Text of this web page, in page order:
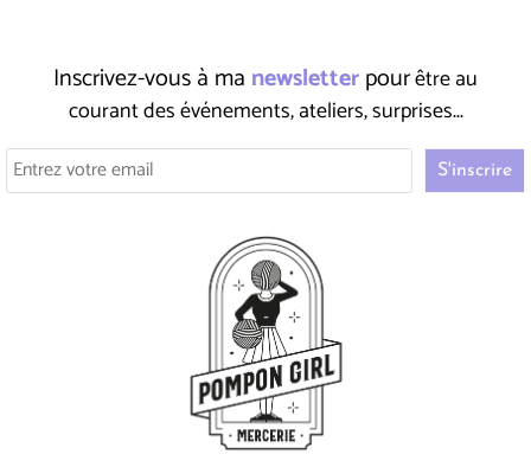
Inscrivez-vous à ma newsletterpourêtre au
courant des événements, ateliers, surprises...